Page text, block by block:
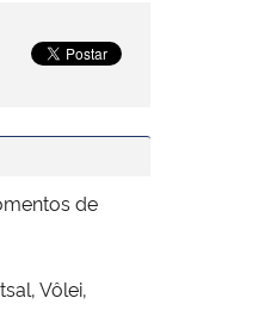
de
Vôlei,